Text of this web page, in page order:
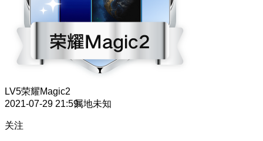
LV5荣耀Magic2
2021-07-29 21:59属地未知
关注